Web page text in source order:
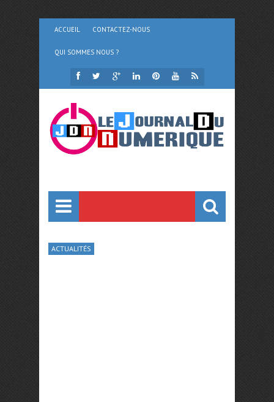
ACCUEIL CONTACTEZ-NOUS
QUI SOMMES NOUS ?
ACTUALITÉS